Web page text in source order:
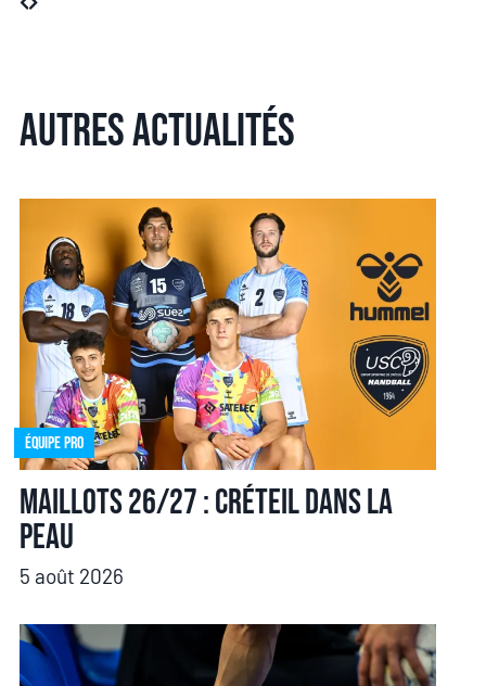
Autres actualités
Équipe pro
Maillots 26/27 : Créteil dans la
peau
5 août 2026